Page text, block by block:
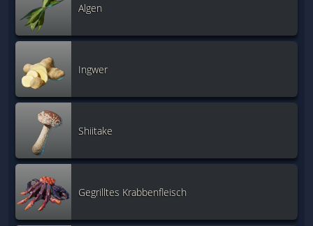
Algen
Ingwer
Shiitake
Gegrilltes Krabbenfleisch